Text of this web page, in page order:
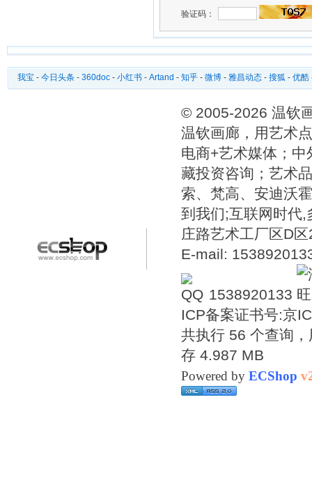
验证码：
我宝 - 今日头条 - 360doc - 小红书 - Artand - 知乎 - 微博 - 雅昌动态 - 搜狐 - 优酷
© 2005-2026 温钦
温钦画廊，用艺术
电商+艺术媒体；
藏投资咨询；艺术
索、梵高、安迪沃
到我们;互联网时代,
庄路艺术工厂区D
E-mail:
1538920133
ICP备案证书号:京
共执行 56 个查询
存 4.987 MB
Powered by ECShop